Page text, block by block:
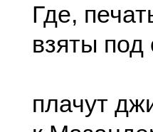
Где,
взяты под
плачут